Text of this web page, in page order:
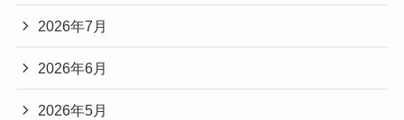
2026年7月
2026年6月
2026年5月